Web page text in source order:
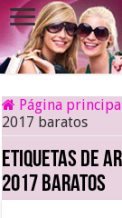
Página principal
2017 baratos
Etiquetas de
2017 baratos